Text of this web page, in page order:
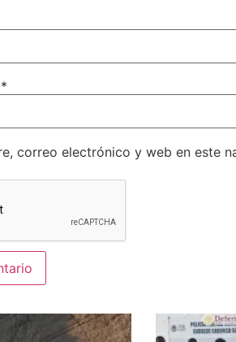
*
correo electrónico y web en este